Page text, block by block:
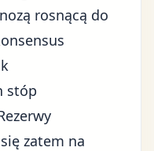
rosnącą do
stóp
zatem na